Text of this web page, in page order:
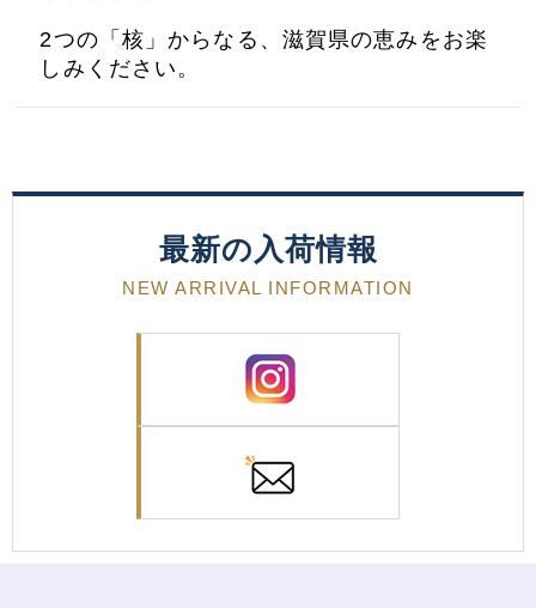
2つの「核」からなる、滋賀県の恵みをお楽
しみください。
最新の入荷情報
NEW ARRIVAL INFORMATION